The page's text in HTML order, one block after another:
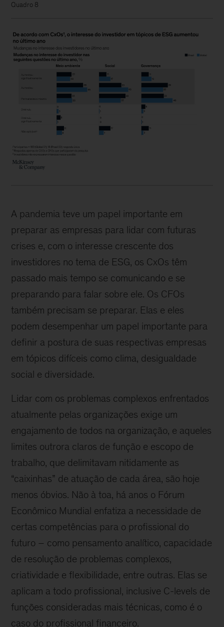
Quadro 8
A pandemia teve um papel importante em
preparar as empresas para lidar com futuras
crises e, com o interesse crescente dos
investidores no tema de ESG, os CxOs têm
passado mais tempo se comunicando e se
preparando para falar sobre ele. Os CFOs
também precisam se preparar. Elas e eles
podem desempenhar um papel importante para
definir a postura de suas respectivas empresas
em tópicos difíceis como clima, desigualdade
social e diversidade.
Lidar com os problemas complexos enfrentados
atualmente pelas organizações exige um
engajamento de todos na organização, e aqueles
limites outrora claros de função e escopo de
trabalho, que delimitavam nitidamente as
“caixinhas” de atuação de cada área, são hoje
menos óbvios. Não à toa, há anos o Fórum
Econômico Mundial enfatiza a necessidade de
certas competências para o profissional do
futuro – como pensamento analítico, capacidade
de resolução de problemas complexos,
criatividade e flexibilidade, entre outras. Elas se
aplicam a todo profissional, inclusive C-levels de
funções consideradas mais técnicas, como é o
caso do profissional financeiro.